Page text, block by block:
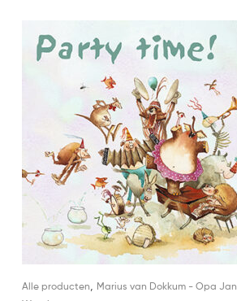
Alle producten, Marius van Dokkum - Opa Jan